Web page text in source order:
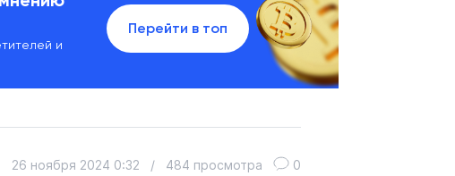
и
Перейти в топ
26 ноября 2024 0:32 / 484 просмотра 0